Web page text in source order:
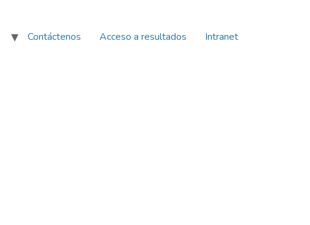
Contáctenos Acceso a resultados Intranet